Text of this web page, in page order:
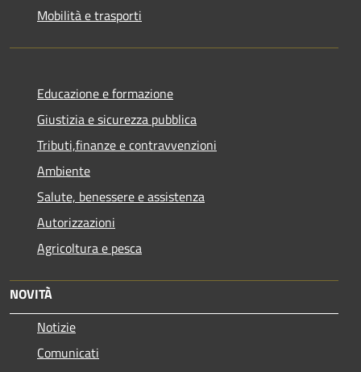
Mobilità e trasporti
Educazione e formazione
Giustizia e sicurezza pubblica
Tributi,finanze e contravvenzioni
Ambiente
Salute, benessere e assistenza
Autorizzazioni
Agricoltura e pesca
NOVITÀ
Notizie
Comunicati